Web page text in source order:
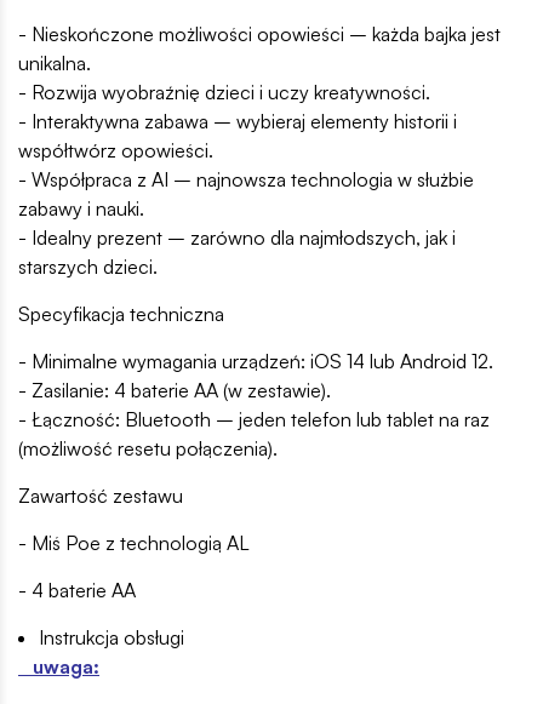
- Nieskończone możliwości opowieści – każda bajka jest
unikalna.
- Rozwija wyobraźnię dzieci i uczy kreatywności.
- Interaktywna zabawa – wybieraj elementy historii i
współtwórz opowieści.
- Współpraca z AI – najnowsza technologia w służbie
zabawy i nauki.
- Idealny prezent – zarówno dla najmłodszych, jak i
starszych dzieci.
Specyfikacja techniczna
- Minimalne wymagania urządzeń: iOS 14 lub Android 12.
- Zasilanie: 4 baterie AA (w zestawie).
- Łączność: Bluetooth – jeden telefon lub tablet na raz
(możliwość resetu połączenia).
Zawartość zestawu
- Miś Poe z technologią AL
- 4 baterie AA
Instrukcja obsługi
uwaga: